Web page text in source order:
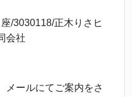
/3030118/正木りさヒ
会社
メールにてご案内をさ